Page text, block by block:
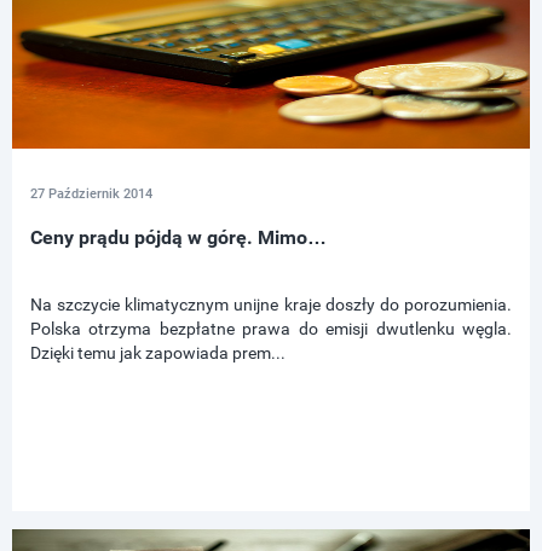
27 Październik 2014
Ceny prądu pójdą w górę. Mimo…
Na szczycie klimatycznym unijne kraje doszły do porozumienia.
Polska otrzyma bezpłatne prawa do emisji dwutlenku węgla.
Dzięki temu jak zapowiada prem...